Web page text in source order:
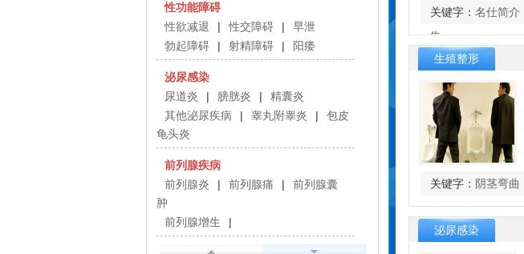
性功能障碍
性欲减退
| 性交障碍 |
早泄
勃起障碍
| 射精障碍 | 阳痿
泌尿感染
尿道炎
| 膀胱炎 |
精囊炎
其他泌尿疾病
| 睾丸附睾炎 |
包皮
龟头炎
前列腺疾病
前列腺炎
| 前列腺痛 |
前列腺囊
肿
前列腺增生
|
佛山男科医院哪家好。佛山名仕医院正
规可信...
公开评价丨佛山
名仕医院怎么
样：深耕男科服
诊便捷
在医疗健康领域，服务的质量往往决定
了患者...
关键字： 名仕简介
告
生殖整形
关键字： 阴茎弯曲
泌尿感染